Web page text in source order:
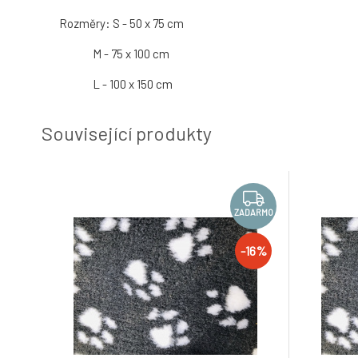
Rozměry: S - 50 x 75 cm
M - 75 x 100 cm
L - 100 x 150 cm
Související produkty
ZADARMO
-16%